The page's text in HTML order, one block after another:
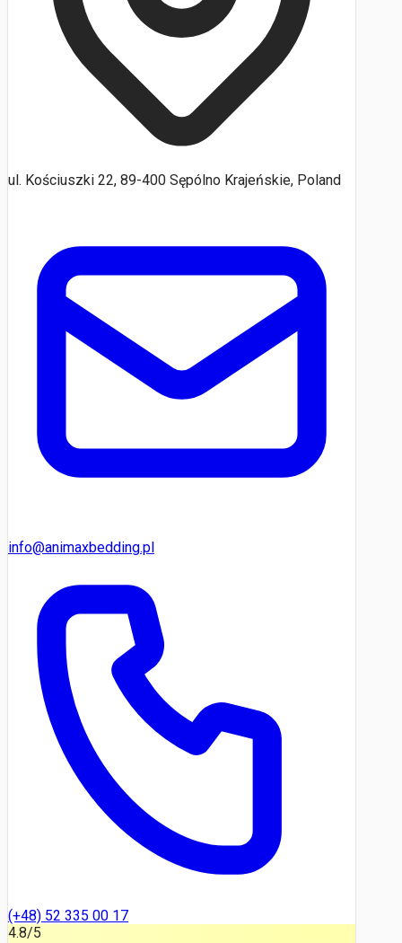
ul. Kościuszki 22, 89-400 Sępólno Krajeńskie, Poland
info@animaxbedding.pl
(+48) 52 335 00 17
4.8/5